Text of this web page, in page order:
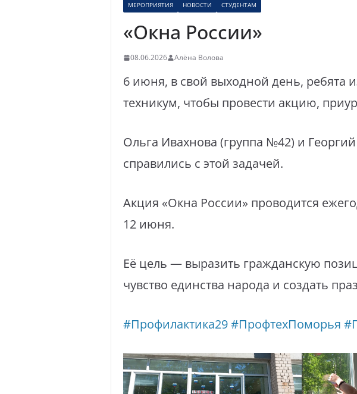
МЕРОПРИЯТИЯ НОВОСТИ СТУДЕНТАМ
«Окна России»
08.06.2026 Алёна Волова
6 июня, в свой выходной день, ребята
техникум, чтобы провести акцию,
Ольга Ивахнова (группа №42) и
справились с этой задачей.
Акция «Окна России» проводится
12 июня.
Её цель — выразить гражданскую
чувство единства народа и создать
#Профилактика29 #ПрофтехПоморья